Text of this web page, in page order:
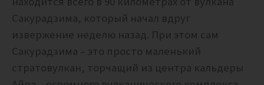
Сакурадзима, который начал вдруг
извержение неделю назад. При этом сам
Сакурадзима – это просто маленький
стратовулкан, торчащий из центра кальдеры